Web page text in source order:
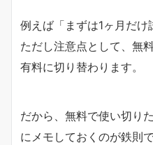
例えば「まずは1ヶ月だけ
ただし注意点として、無
有料に切り替わります。
だから、無料で使い切り
にメモしておくのが鉄則で